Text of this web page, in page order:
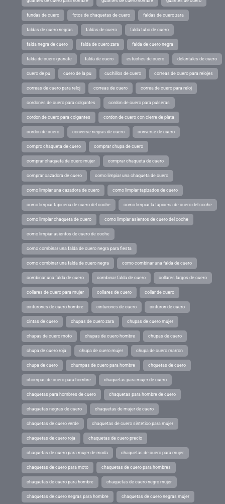
fundas de cuero fotos de chaquetas de cuero faldas de cuero zara
faldas de cuero negras faldas de cuero falda tubo de cuero
falda negra de cuero falda de cuero zara falda de cuero negra
falda de cuero granate falda de cuero estuches de cuero delantales de cuero
cuero de pu cuero de la pu cuchillos de cuero correas de cuero para relojes
correas de cuero para reloj correas de cuero correa de cuero para reloj
cordones de cuero para colgantes cordon de cuero para pulseras
cordon de cuero para colgantes cordon de cuero con cierre de plata
cordon de cuero converse negras de cuero converse de cuero
compro chaqueta de cuero comprar chupa de cuero
comprar chaqueta de cuero mujer comprar chaqueta de cuero
comprar cazadora de cuero como limpiar una chaqueta de cuero
como limpiar una cazadora de cuero como limpiar tapizados de cuero
como limpiar tapiceria de cuero del coche como limpiar la tapiceria de cuero del coche
como limpiar chaqueta de cuero como limpiar asientos de cuero del coche
como limpiar asientos de cuero de coche
como combinar una falda de cuero negra para fiesta
como combinar una falda de cuero negra como combinar una falda de cuero
combinar una falda de cuero combinar falda de cuero collares largos de cuero
collares de cuero para mujer collares de cuero collar de cuero
cinturones de cuero hombre cinturones de cuero cinturon de cuero
cintas de cuero chupas de cuero zara chupas de cuero mujer
chupas de cuero moto chupas de cuero hombre chupas de cuero
chupa de cuero roja chupa de cuero mujer chupa de cuero marron
chupa de cuero chumpas de cuero para hombre chquetas de cuero
chompas de cuero para hombre chaquetas para mujer de cuero
chaquetas para hombres de cuero chaquetas para hombre de cuero
chaquetas negras de cuero chaquetas de mujer de cuero
chaquetas de cuero verde chaquetas de cuero sintetico para mujer
chaquetas de cuero roja chaquetas de cuero precio
chaquetas de cuero para mujer de moda chaquetas de cuero para mujer
chaquetas de cuero para moto chaquetas de cuero para hombres
chaquetas de cuero para hombre chaquetas de cuero negro mujer
chaquetas de cuero negras para hombre chaquetas de cuero negras mujer